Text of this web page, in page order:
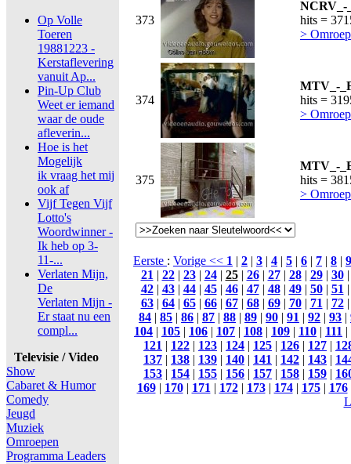
Op Volle
Toeren
19881223 -
Kerstaflevering
vanuit Ap...
Pin-Up Club
Weet er iemand
waar de oude
afleverin...
Hoe is het
Mogelijk
ik vraag het mij
ook af
Vijf Tegen Vijf
Lotto's
Woordwinner -
Ik heb op 3-
11-...
Verlaten Mijn,
De
Verlaten Mijn -
Er staat nu een
compl...
Televisie / Video
Show
Cabaret & Humor
Comedy
Jeugd
Muziek
Omroepen
Programma Leaders
373
NCRV_-
hits =
>
374
MTV_-
hits =
>
375
MTV_-
hits =
>
Eerste : Vorige << 1 | 2 | 3 | 4 | 5 | 6 | 7 | 8 | 9
21| 22| 23| 24| 25| 26| 27| 28| 29| 30
42| 43| 44| 45| 46| 47| 48| 49| 50| 51
63| 64| 65| 66| 67| 68| 69| 70| 71| 72
84 | 85 | 86 | 87 | 88 | 89 | 90 | 91 | 92 | 93 |
104 | 105 | 106 | 107 | 108 | 109 | 110 | 111 |
121 | 122 | 123 | 124 | 125 | 126 | 127 |
137 | 138 | 139 | 140 | 141 | 142 | 143 |
153 | 154 | 155 | 156 | 157 | 158 | 159 |
169| 170| 171| 172| 173| 174| 175| 176